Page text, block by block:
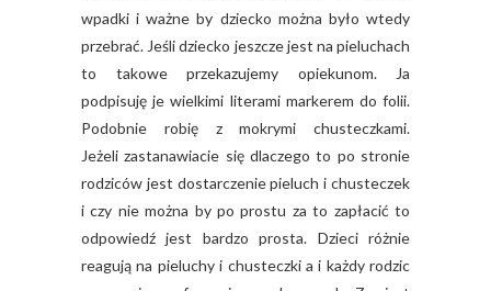
wpadki i ważne by dziecko można było wtedy
przebrać. Jeśli dziecko jeszcze jest na pieluchach
to takowe przekazujemy opiekunom. Ja
podpisuję je wielkimi literami markerem do folii.
Podobnie robię z mokrymi chusteczkami.
Jeżeli zastanawiacie się dlaczego to po stronie
rodziców jest dostarczenie pieluch i chusteczek
i czy nie można by po prostu za to zapłacić to
odpowiedź jest bardzo prosta. Dzieci różnie
reagują na pieluchy i chusteczki a i każdy rodzic